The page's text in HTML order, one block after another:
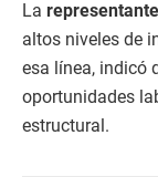
La
altos niveles de
esa línea, indicó
oportunidades
estructural.